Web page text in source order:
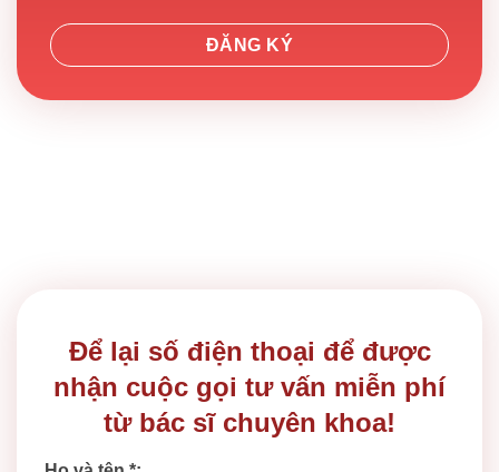
Để lại số điện thoại để được
nhận cuộc gọi tư vấn miễn phí
từ bác sĩ chuyên khoa!